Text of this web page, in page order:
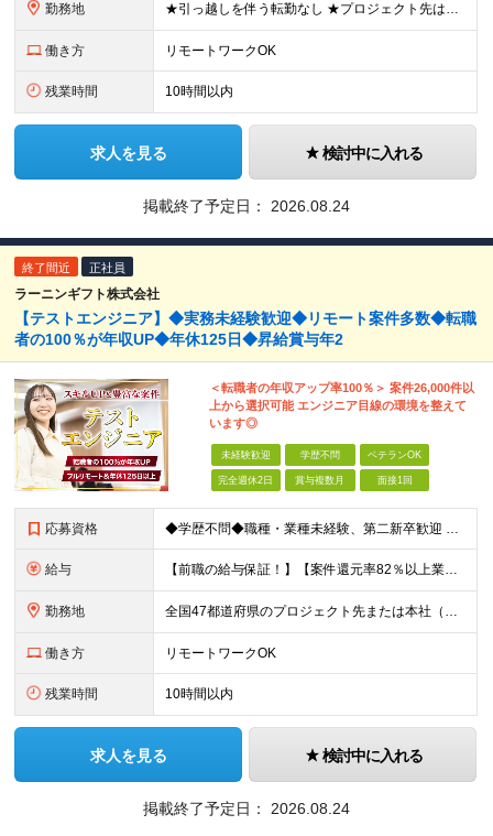
勤務地 ★引っ越しを伴う転勤なし ★プロジェクト先は希望やスキルを考慮して決定 本社もしくは東京23区を中心とした 神奈川・千葉・埼玉の各プロジェクト先の勤務となります。 【東京本社】 東京都渋谷区渋谷2
働き方 リモートワークOK
残業時間 10時間以内
求人を見る 検討中に入れる
掲載終了予定日： 2026.08.24
終了間近 正社員
ラーニンギフト株式会社
【テストエンジニア】◆実務未経験歓迎◆リモート案件多数◆転職
者の100％が年収UP◆年休125日◆昇給賞与年2
＜転職者の年収アップ率100％＞ 案件26,000件以
上から選択可能 エンジニア目線の環境を整えて
います◎
未経験歓迎 学歴不問 ベテランOK
完全週休2日 賞与複数月 面接1回
応募資格 ◆学歴不問◆職種・業種未経験、第二新卒歓迎 【具体的には】 1ヶ月でも実務経験があれば尚◎ ※豊富な経験者は特に給与面で大きな優遇有 ＜経験浅めの方でも歓迎＞ ★以下「◎」いずれかに該当される
給与 【前職の給与保証！】【案件還元率82％以上業界最高水準！】【転職者の100%が収入UPを実現！】 ＼スキルに見合った収入を望む方は、ぜひ！／ 【経験1年未満の方】 月給23万円～35万円 ※月給には
勤務地 全国47都道府県のプロジェクト先または本社（新宿区） ◎勤務地は希望を考慮。転勤はありません。 ◎フルリモート(完全在宅勤務）多数あります。 ◎転職時にお引越しをご検討の際には引越し費用または住宅手
働き方 リモートワークOK
残業時間 10時間以内
求人を見る 検討中に入れる
掲載終了予定日： 2026.08.24